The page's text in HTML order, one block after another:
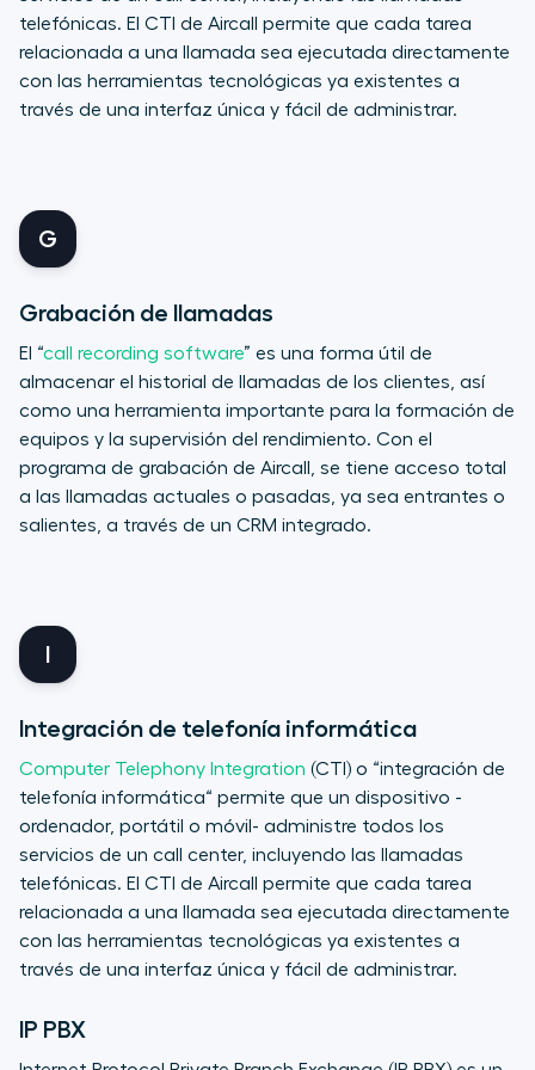
telefónicas. El CTI de Aircall permite que cada tarea
relacionada a una llamada sea ejecutada directamente
con las herramientas tecnológicas ya existentes a
través de una interfaz única y fácil de administrar.
G
Grabación de llamadas
El “call recording software” es una forma útil de
almacenar el historial de llamadas de los clientes, así
como una herramienta importante para la formación de
equipos y la supervisión del rendimiento. Con el
programa de grabación de Aircall, se tiene acceso total
a las llamadas actuales o pasadas, ya sea entrantes o
salientes, a través de un CRM integrado.
Integración de telefonía informática
Computer Telephony Integration (CTI) o “integración de
telefonía informática“ permite que un dispositivo -
ordenador, portátil o móvil- administre todos los
servicios de un call center, incluyendo las llamadas
telefónicas. El CTI de Aircall permite que cada tarea
relacionada a una llamada sea ejecutada directamente
con las herramientas tecnológicas ya existentes a
través de una interfaz única y fácil de administrar.
IP PBX